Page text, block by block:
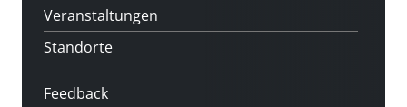
Veranstaltungen
Standorte
Feedback